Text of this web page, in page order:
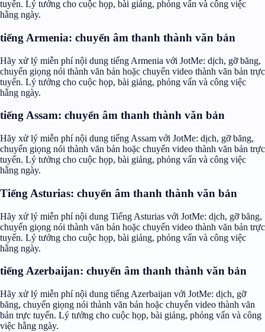
tuyến. Lý tưởng cho cuộc họp, bài giảng, phỏng vấn và công việc
hằng ngày.
tiếng Armenia: chuyển âm thanh thành văn bản
Hãy xử lý miễn phí nội dung tiếng Armenia với JotMe: dịch, gỡ băng,
chuyển giọng nói thành văn bản hoặc chuyển video thành văn bản trực
tuyến. Lý tưởng cho cuộc họp, bài giảng, phỏng vấn và công việc
hằng ngày.
tiếng Assam: chuyển âm thanh thành văn bản
Hãy xử lý miễn phí nội dung tiếng Assam với JotMe: dịch, gỡ băng,
chuyển giọng nói thành văn bản hoặc chuyển video thành văn bản trực
tuyến. Lý tưởng cho cuộc họp, bài giảng, phỏng vấn và công việc
hằng ngày.
Tiếng Asturias: chuyển âm thanh thành văn bản
Hãy xử lý miễn phí nội dung Tiếng Asturias với JotMe: dịch, gỡ băng,
chuyển giọng nói thành văn bản hoặc chuyển video thành văn bản trực
tuyến. Lý tưởng cho cuộc họp, bài giảng, phỏng vấn và công việc
hằng ngày.
tiếng Azerbaijan: chuyển âm thanh thành văn bản
Hãy xử lý miễn phí nội dung tiếng Azerbaijan với JotMe: dịch, gỡ
băng, chuyển giọng nói thành văn bản hoặc chuyển video thành văn
bản trực tuyến. Lý tưởng cho cuộc họp, bài giảng, phỏng vấn và công
việc hằng ngày.